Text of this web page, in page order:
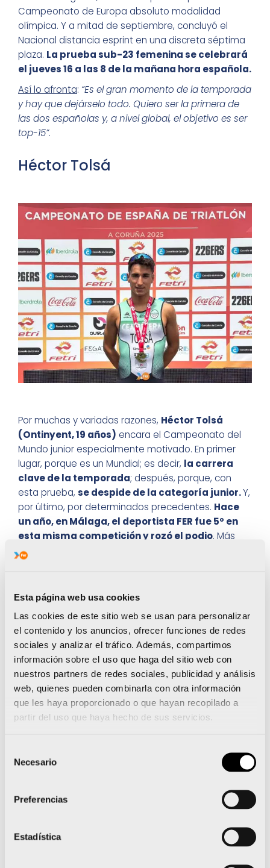
Esta página web usa cookies
Las cookies de este sitio web se usan para personalizar
el contenido y los anuncios, ofrecer funciones de redes
sociales y analizar el tráfico. Además, compartimos
información sobre el uso que haga del sitio web con
nuestros partners de redes sociales, publicidad y análisis
web, quienes pueden combinarla con otra información
que les haya proporcionado o que hayan recopilado a
partir del uso que haya hecho de sus servicios.
Necesario
Preferencias
Estadística
Campeonato de Europa absoluto modalidad
olímpica. Y a mitad de septiembre, concluyó el
Nacional distancia esprint en una discreta séptima
plaza. La prueba sub-23 femenina se celebrará
el jueves 16 a las 8 de la mañana hora española.
Así lo afronta: “Es el gran momento de la temporada
y hay que dejárselo todo. Quiero ser la primera de
las dos españolas y, a nivel global, el objetivo es ser
top-15”.
Héctor Tolsá
Por muchas y variadas razones, Héctor Tolsá
(Ontinyent, 19 años) encara el Campeonato del
Mundo junior especialmente motivado. En primer
lugar, porque es un Mundial; es decir, la carrera
clave de la temporada; después, porque, con
esta prueba, se despide de la categoría junior.Y,
por último, por determinados precedentes. Hace
un año, en Málaga, el deportista FER fue 5º en
esta misma competición y rozó el podio. Más
recientemente, a mediados de julio,
satisfizo. Tolsá ha preparado a conciencia el
agosto concentrado en altura, en Sierra Nevada.
Hace apenas un mes, en el Campeonato de
España absoluto distancia esprint, estuvo lejos de
su mejor versión.La prueba junior masculina
será a las 6 de la mañana del viernes 17.
Así lo afronta:“Espero estar disputando la carrera
desde el inicio. Desde luego, quiero mejorar mi
repetir la 5ª plaza del Mundial del pasado año”.
Héctor Catalá